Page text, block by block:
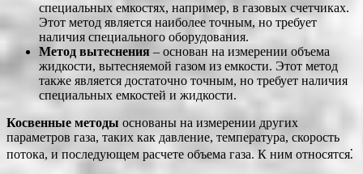
специальных емкостях, например, в газовых счетчиках.
Этот метод является наиболее точным, но требует
наличия специального оборудования.
Метод вытеснения – основан на измерении объема
жидкости, вытесняемой газом из емкости. Этот метод
также является достаточно точным, но требует наличия
специальных емкостей и жидкости.
Косвенные методы основаны на измерении других
параметров газа, таких как давление, температура, скорость
потока, и последующем расчете объема газа. К ним относятся⁚